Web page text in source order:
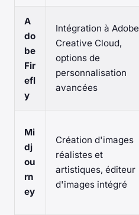
A
do
be
Fir
efl
y
Intégration à Adobe
Creative Cloud,
options de
personnalisation
avancées
Mi
dj
ou
rn
ey
Création d'images
réalistes et
artistiques, éditeur
d'images intégré